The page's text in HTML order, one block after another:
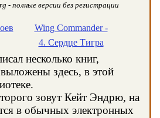
- полные версии без регистрации
Wing Commander -
4. Сердце Тигра
несколько книг,
здесь, в этой
зовут Кейт Эндрю, на
в обычных электронных